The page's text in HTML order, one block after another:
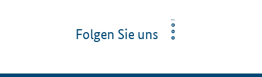
Folgen Sie uns